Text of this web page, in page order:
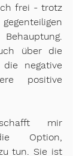
frei - trotz
über die
die negative
positive
mir
Option,
tun. Sie ist